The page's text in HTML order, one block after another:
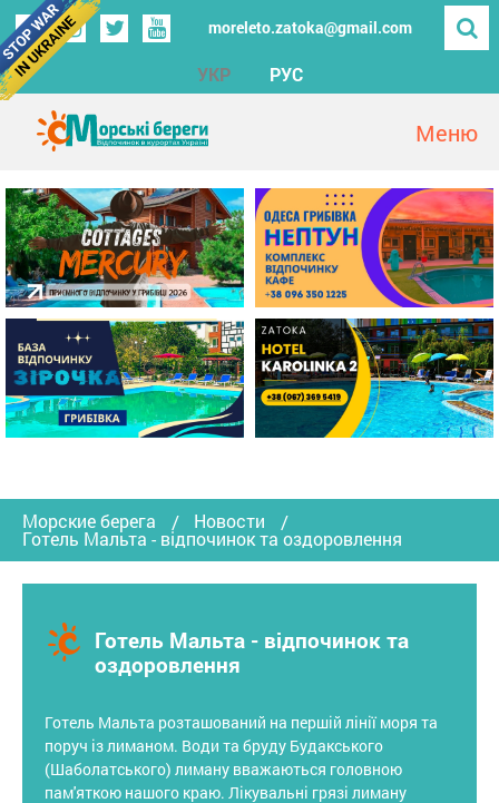
moreleto.zatoka@gmail.com
УКР РУС
Морские берега Новости
Готель Мальта - відпочинок та оздоровлення
Готель Мальта - відпочинок та
оздоровлення
Готель Мальта розташований на першій лінії моря та
поруч із лиманом. Води та бруду Будакського
(Шаболатського) лиману вважаються головною
пам'яткою нашого краю. Лікувальні грязі лиману